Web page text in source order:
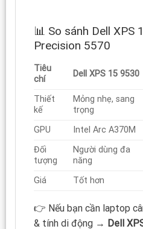
📊 So sánh Dell XPS
Precision 5570
Tiêu
chí
Dell XPS 15 9530
Thiết
kế
Mỏng nhẹ, sang
trọng
GPU
Intel Arc A370M
Đối
tượng
Người dùng đa
năng
Giá Tốt hơn
👉 Nếu bạn cần laptop
& tính di động → Dell